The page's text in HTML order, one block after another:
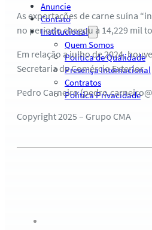
Anuncie
Contato
Institucional
Quem Somos
Política de Qualidade
Presença Internacional
Contratos
Política Privacidade
As exportações de carne suína
no período chegou a 14,229 mil
Em relação a julho de 2024,
Secretaria de Comércio Exterior.
Pedro Carneiro
Copyright 2025 – Grupo CMA